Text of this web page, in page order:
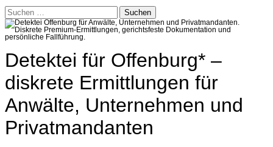
Suchen
nach:
Detektei für Offenburg* –
diskrete Ermittlungen für
Anwälte, Unternehmen und
Privatmandanten